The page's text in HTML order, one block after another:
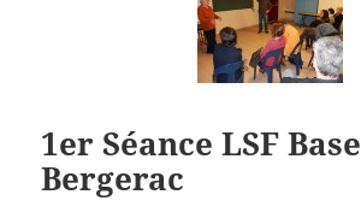
1er Séance LSF Base
Bergerac